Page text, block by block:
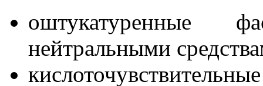
оштукатуренные
нейтральными